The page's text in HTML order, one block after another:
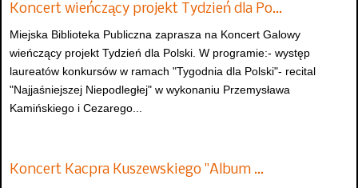
Koncert wieńczący projekt Tydzień dla Po…
Miejska Biblioteka Publiczna zaprasza na Koncert Galowy
wieńczący projekt Tydzień dla Polski. W programie:- występ
laureatów konkursów w ramach "Tygodnia dla Polski"- recital
"Najjaśniejszej Niepodległej" w wykonaniu Przemysława
Kamińskiego i Cezarego...
Koncert Kacpra Kuszewskiego "Album …